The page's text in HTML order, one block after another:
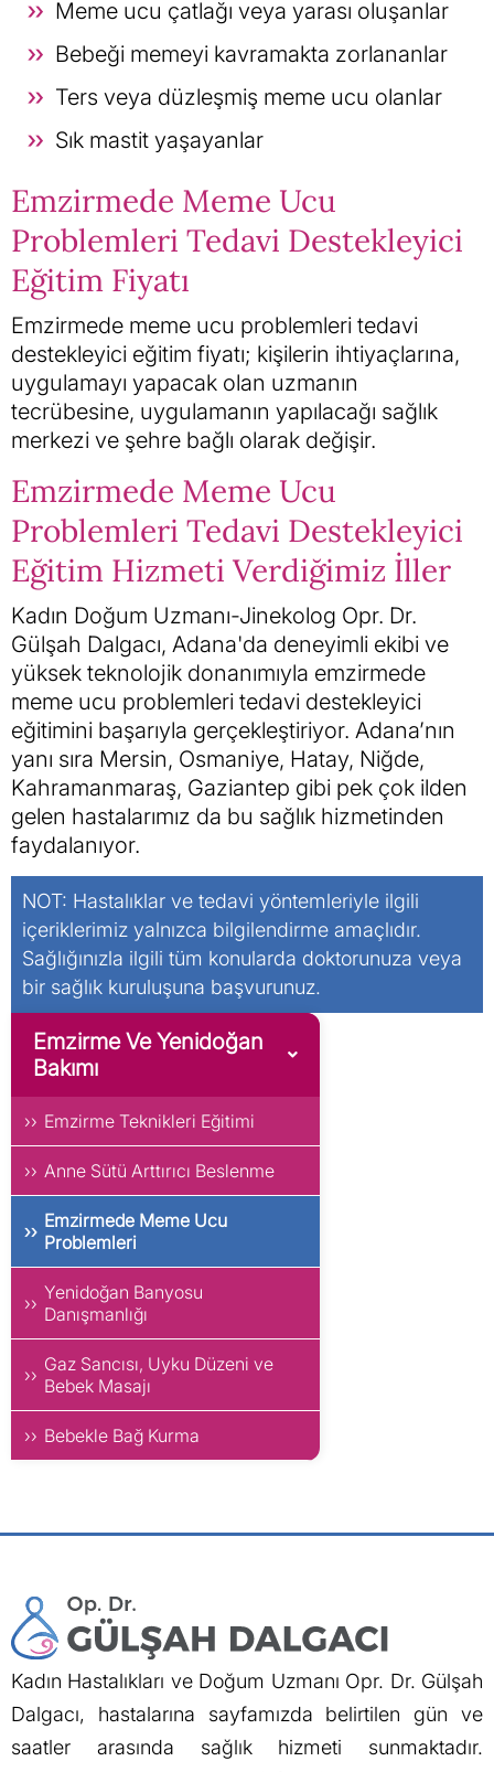
Meme ucu çatlağı veya yarası oluşanlar
Bebeği memeyi kavramakta zorlananlar
Ters veya düzleşmiş meme ucu olanlar
Sık mastit yaşayanlar
Emzirmede Meme Ucu
Problemleri Tedavi Destekleyici
Eğitim Fiyatı
Emzirmede meme ucu problemleri tedavi
destekleyici eğitim fiyatı; kişilerin ihtiyaçlarına,
uygulamayı yapacak olan uzmanın
tecrübesine, uygulamanın yapılacağı sağlık
merkezi ve şehre bağlı olarak değişir.
Emzirmede Meme Ucu
Problemleri Tedavi Destekleyici
Eğitim Hizmeti Verdiğimiz İller
Kadın Doğum Uzmanı-Jinekolog Opr. Dr.
Gülşah Dalgacı, Adana'da deneyimli ekibi ve
yüksek teknolojik donanımıyla emzirmede
meme ucu problemleri tedavi destekleyici
eğitimini başarıyla gerçekleştiriyor. Adana’nın
yanı sıra Mersin, Osmaniye, Hatay, Niğde,
Kahramanmaraş, Gaziantep gibi pek çok ilden
gelen hastalarımız da bu sağlık hizmetinden
faydalanıyor.
NOT: Hastalıklar ve tedavi yöntemleriyle ilgili
içeriklerimiz yalnızca bilgilendirme amaçlıdır.
Sağlığınızla ilgili tüm konularda doktorunuza veya
bir sağlık kuruluşuna başvurunuz.
Emzirme Ve Yenidoğan
Bakımı
Emzirme Teknikleri Eğitimi
Anne Sütü Arttırıcı Beslenme
Emzirmede Meme Ucu
Problemleri
Yenidoğan Banyosu
Danışmanlığı
Gaz Sancısı, Uyku Düzeni ve
Bebek Masajı
Bebekle Bağ Kurma
Kadın Hastalıkları ve Doğum Uzmanı Opr. Dr. Gülşah
Dalgacı, hastalarına sayfamızda belirtilen gün ve
saatler arasında sağlık hizmeti sunmaktadır.